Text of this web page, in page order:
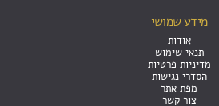
מידע שמושי
אודות
תנאי שימוש
מדיניות פרטיות
הסדרי נגישות
מפת אתר
צור קשר